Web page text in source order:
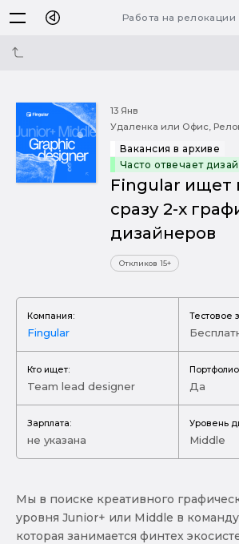
Работа на релокации
13 Янв
Удаленка или Офис,
Вакансия в архиве
Часто отвечает
Fingular ищет
сразу 2-х
дизайнеров
Откликов 15+
Компания:
Fingular
Тестовое
Кто ищет:
Team lead designer Да
Зарплата:
не указана
Уровень
Middle
Мы в поиске креативного
уровня Junior+ или Middle в
которая занимается финтех